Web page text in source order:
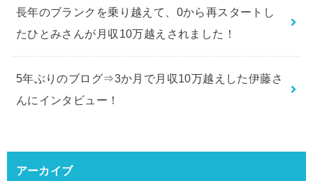
長年のブランクを乗り越えて、0から再スタートし
たひとみさんが月収10万越えされました！
5年ぶりのブログ⇒3か月で月収10万越えした伊藤さ
んにインタビュー！
アーカイブ